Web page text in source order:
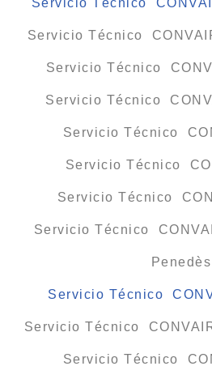
Servicio Técnico
Servicio Técnico
Servicio Técnico
Servicio Técnico
Servicio Técnico
Servicio Técnico
Servicio Técnico
Penedès
Servicio Técnico
Servicio Técnico
Servicio Técnico